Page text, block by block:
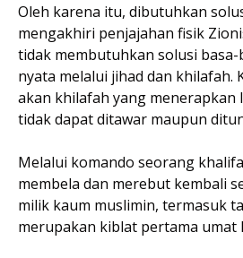
Oleh karena itu, dibutuhkan
mengakhiri penjajahan fisik
tidak membutuhkan solusi basa-
nyata melalui jihad dan khilafah.
akan khilafah yang menerapkan
tidak dapat ditawar maupun
Melalui komando seorang
membela dan merebut kembali
milik kaum muslimin, termasuk
merupakan kiblat pertama umat